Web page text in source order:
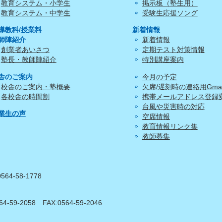
教育システム・小学生
教育システム・中学生
教科/授業料
陣紹介
創業者あいさつ
塾長・教師陣紹介
のご案内
校舎のご案内・塾概要
各校舎の時間割
生の声
掲示板（塾生用）
受験生応援ソング
新着情報
新着情報
定期テスト対策情報
特別講座案内
今月の予定
欠席/遅刻時の連絡用
携帯メールアドレス登録
台風や災害時の対応
空席情報
教育情報リンク集
教師募集
58-1778
59-2058 FAX:0564-59-2046